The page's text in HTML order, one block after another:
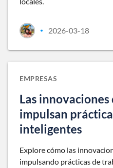
• 2026-03-18
EMPRESAS
Las
impulsan
inteligentes
Explore cómo las
impulsando prácticas de